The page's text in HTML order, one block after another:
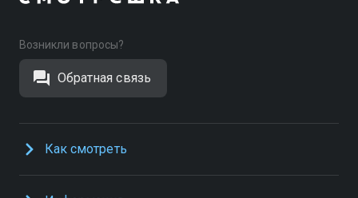
Возникли вопросы?
Обратная связь
Как смотреть